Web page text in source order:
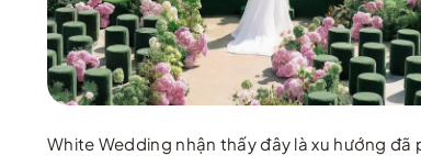
White Wedding nhận thấy đây là xu hướng